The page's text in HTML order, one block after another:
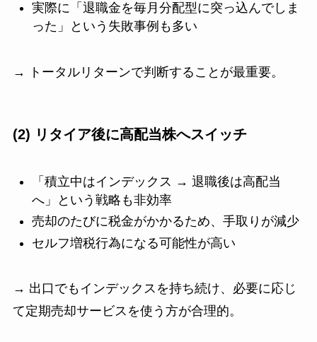
実際に「退職金を毎月分配型に突っ込んでしま
った」という失敗事例も多い
→ トータルリターンで判断することが最重要。
(2) リタイア後に高配当株へスイッチ
「積立中はインデックス → 退職後は高配当
へ」という戦略も非効率
売却のたびに税金がかかるため、手取りが減少
セルフ増税行為になる可能性が高い
→ 出口でもインデックスを持ち続け、必要に応じ
て定期売却サービスを使う方が合理的。